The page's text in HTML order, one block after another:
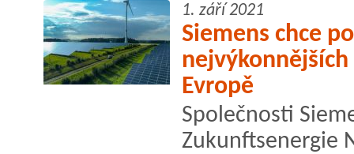
1. září 2021
Siemens chce
Evropě
Společnosti
Zukunftsenergie